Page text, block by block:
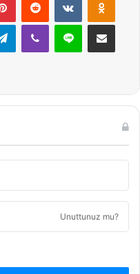
TelegramViber Line E-Posta ile
Unuttunuz mu?